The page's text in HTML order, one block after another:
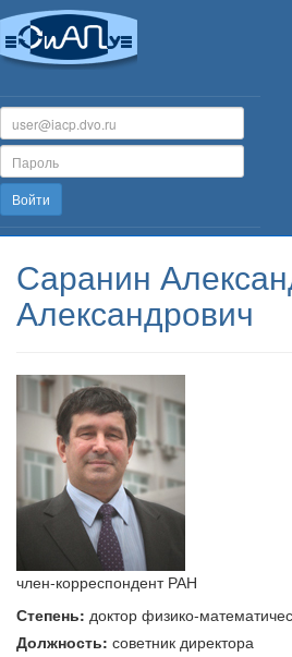
Войти
Саранин
Александрович
член-корреспондент РАН
Степень: доктор физико-
Должность: советник директора